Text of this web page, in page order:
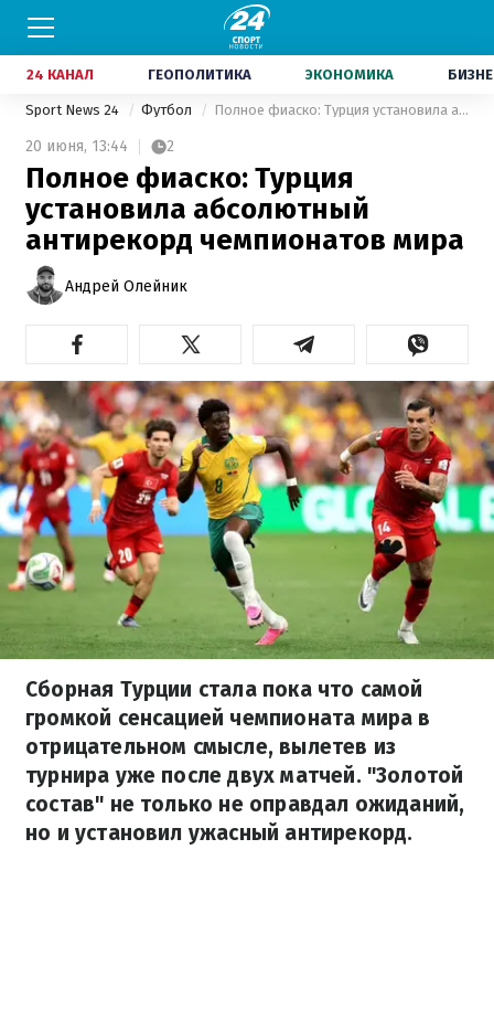
24 КАНАЛ ГЕОПОЛИТИКА ЭКОНОМИКА
Sport News 24 Футбол Полное фиаско: Турция установила абсолютный антирекорд чемпионатов мира
20 июня, 13:44 2
Полное фиаско: Турция
установила абсолютный
антирекорд чемпионатов мира
Андрей Олейник
Сборная Турции стала пока что самой
громкой сенсацией чемпионата мира в
отрицательном смысле, вылетев из
турнира уже после двух матчей. "Золотой
состав" не только не оправдал ожиданий,
но и установил ужасный антирекорд.